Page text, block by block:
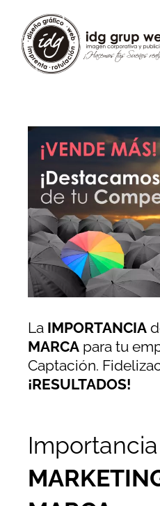
View
Larger
Image
La IMPORTANCIA
MARCA para tu
Captación.
¡RESULTADOS!